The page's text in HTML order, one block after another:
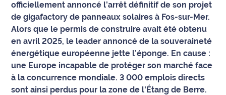
Environnement
Info
route
Justice
officiellement annoncé l’arrêt définitif de son projet
de gigafactory de panneaux solaires à Fos-sur-Mer.
Alors que le permis de construire avait été obtenu
en avril 2025, le leader annoncé de la souveraineté
énergétique européenne jette l’éponge. En cause :
une Europe incapable de protéger son marché face
à la concurrence mondiale. 3 000 emplois directs
sont ainsi perdus pour la zone de l'Étang de Berre.